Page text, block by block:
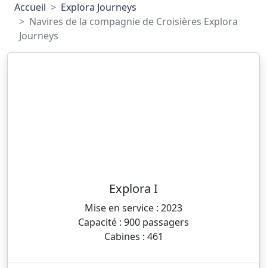
Accueil
Explora Journeys
Navires de la compagnie de Croisières Explora
Journeys
Explora I
Mise en service : 2023
Capacité : 900 passagers
Cabines : 461